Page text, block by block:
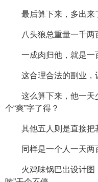
最后算下来，多出来
八头狼总重量一千两
一成肉归他，就是一
这合理合法的副业，
这么算下来，他一天
个“爽”字了得？
其他五人则是直接把
同样是一个人一天两
火鸡味锅巴出设计图